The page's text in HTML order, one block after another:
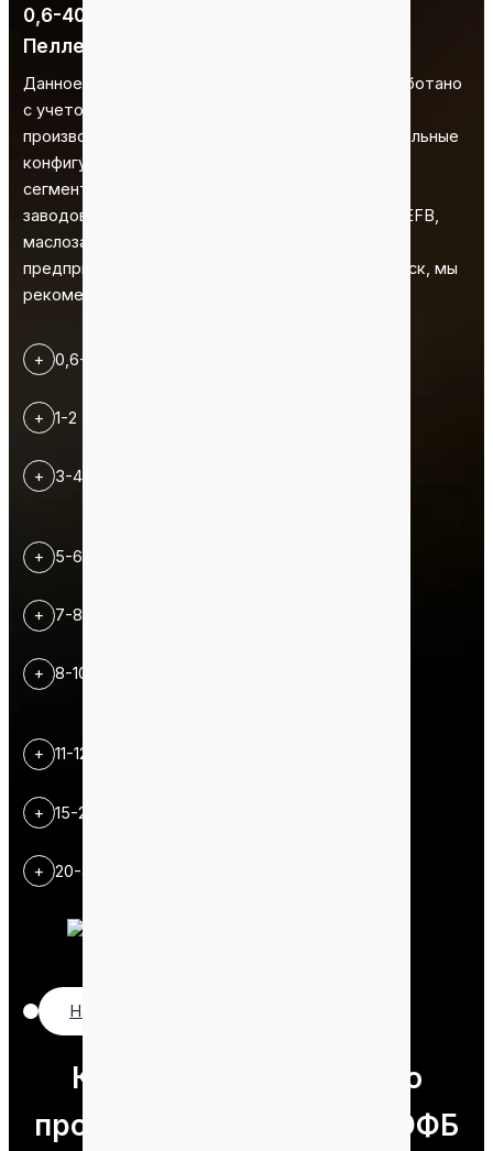
0,6-40 T/H
Пеллетный завод EFB
Данное решение по производству пеллет разработано
с учетом стандартных требований к
производительности. Мы предлагаем индивидуальные
конфигурации оборудования и технологические
сегменты. Поэтому оно идеально подходит для
заводов по производству гранул из пальмового EFB,
маслозаводов, плантаций и других подобных
предприятий. Если вам требуется быстрый запуск, мы
рекомендуем наше решение "под ключ".
+ 0,6-1 T/H
+ 1-2 T/H
+ 3-4 T/H
+ 5-6 T/H
+ 7-8 T/H
+ 8-10 T/H
+ 11-12 T/H
+ 15-20 T/H
+ 20-40 T/H
Нажмите, чтобы настроить
Конфигурация
Завод по
производству пеллет из ЭФБ